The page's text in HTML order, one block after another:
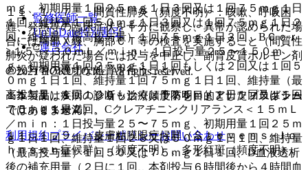
１１．１．７． 間質性肺炎（頻度不明）：咳嗽、呼吸困
難、発熱等の臨床症状を十分に観察し、異常が認められた場
合には胸部Ｘ線、胸部ＣＴ等の検査を実施すること（間質性
肺炎が疑われた場合には投与を中止し、副腎皮質ホルモン剤
の投与等の適切な処置を行うこと）。
１１．１．８． ショック（頻度不明）、アナフィラキシー
（０．１％未満）。
１１．１．９． 皮膚粘膜眼症候群（Ｓｔｅｖｅｎｓ−Ｊｏ
ｈｎｓｏｎ症候群）（頻度不明）、多形紅斑（頻度不明）。
ｍｇ、初期用量１回２５ｍｇ１日３回又は１回７５ｍｇ１日
１回、維持量１回５０ｍｇ１日３回又は１回７５ｍｇ１日２
回、維持量（最高投与量）１回７５ｍｇ１日３回、BＣｃｒ
≧１５−＜３０ｍＬ／ｍｉｎ：１日投与量２５〜１５０ｍ
ｇ、初期用量１回２５ｍｇ１日１回もしくは２回又は１回５
０ｍｇ１日１回、維持量１回７５ｍｇ１日１回、維持量（最
高投与量）１回１００もしくは１２５ｍｇ１日１回又は１回
７５ｍｇ１日２回、Cクレアチニンクリアランス＜１５ｍＬ
／ｍｉｎ：１日投与量２５〜７５ｍｇ、初期用量１回２５ｍ
ｇ１日１回、維持量１回２５又は５０ｍｇ１日１回、維持量
（最高投与量）１回５０又は７５ｍｇ１日１回、D血液透析
後の補充用量（２日に１回、本剤投与６時間後から４時間血
監修医師一覧
UpToDate特別割引
運営会社
© 2021 HOKUTO Inc. All rights reserved.
※本製品は疾病の診断・治療・予防を目的としたプログラム
ではありません。
利用規約プライバシーポリシーお問い合わせ